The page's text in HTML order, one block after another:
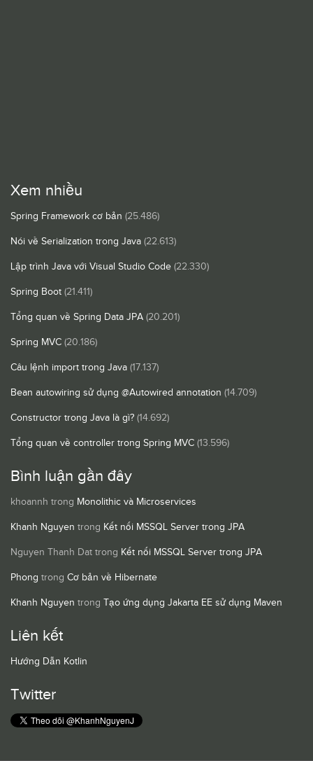
Xem nhiều
Spring Framework cơ bản (25.486)
Nói về Serialization trong Java (22.613)
Lập trình Java với Visual Studio Code (22.330)
Spring Boot (21.411)
Tổng quan về Spring Data JPA (20.201)
Spring MVC (20.186)
Câu lệnh import trong Java (17.137)
Bean autowiring sử dụng @Autowired annotation (14.709)
Constructor trong Java là gì? (14.692)
Tổng quan về controller trong Spring MVC (13.596)
Bình luận gần đây
khoannh trong Monolithic và Microservices
Khanh Nguyen trong Kết nối MSSQL Server trong JPA
Nguyen Thanh Dat trong Kết nối MSSQL Server trong JPA
Phong trong Cơ bản về Hibernate
Khanh Nguyen trong Tạo ứng dụng Jakarta EE sử dụng Maven
Liên kết
Hướng Dẫn Kotlin
Twitter